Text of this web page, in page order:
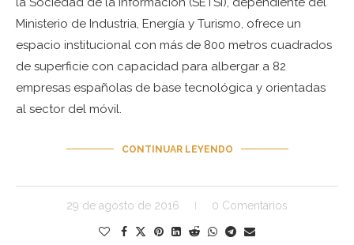
Ministerio de Industria, Energía y Turismo, ofrece un
espacio institucional con más de 800 metros cuadrados
de superficie con capacidad para albergar a 82
empresas españolas de base tecnológica y orientadas
al sector del móvil.
CONTINUAR LEYENDO
29 de agosto de 2016 0 Comentarios